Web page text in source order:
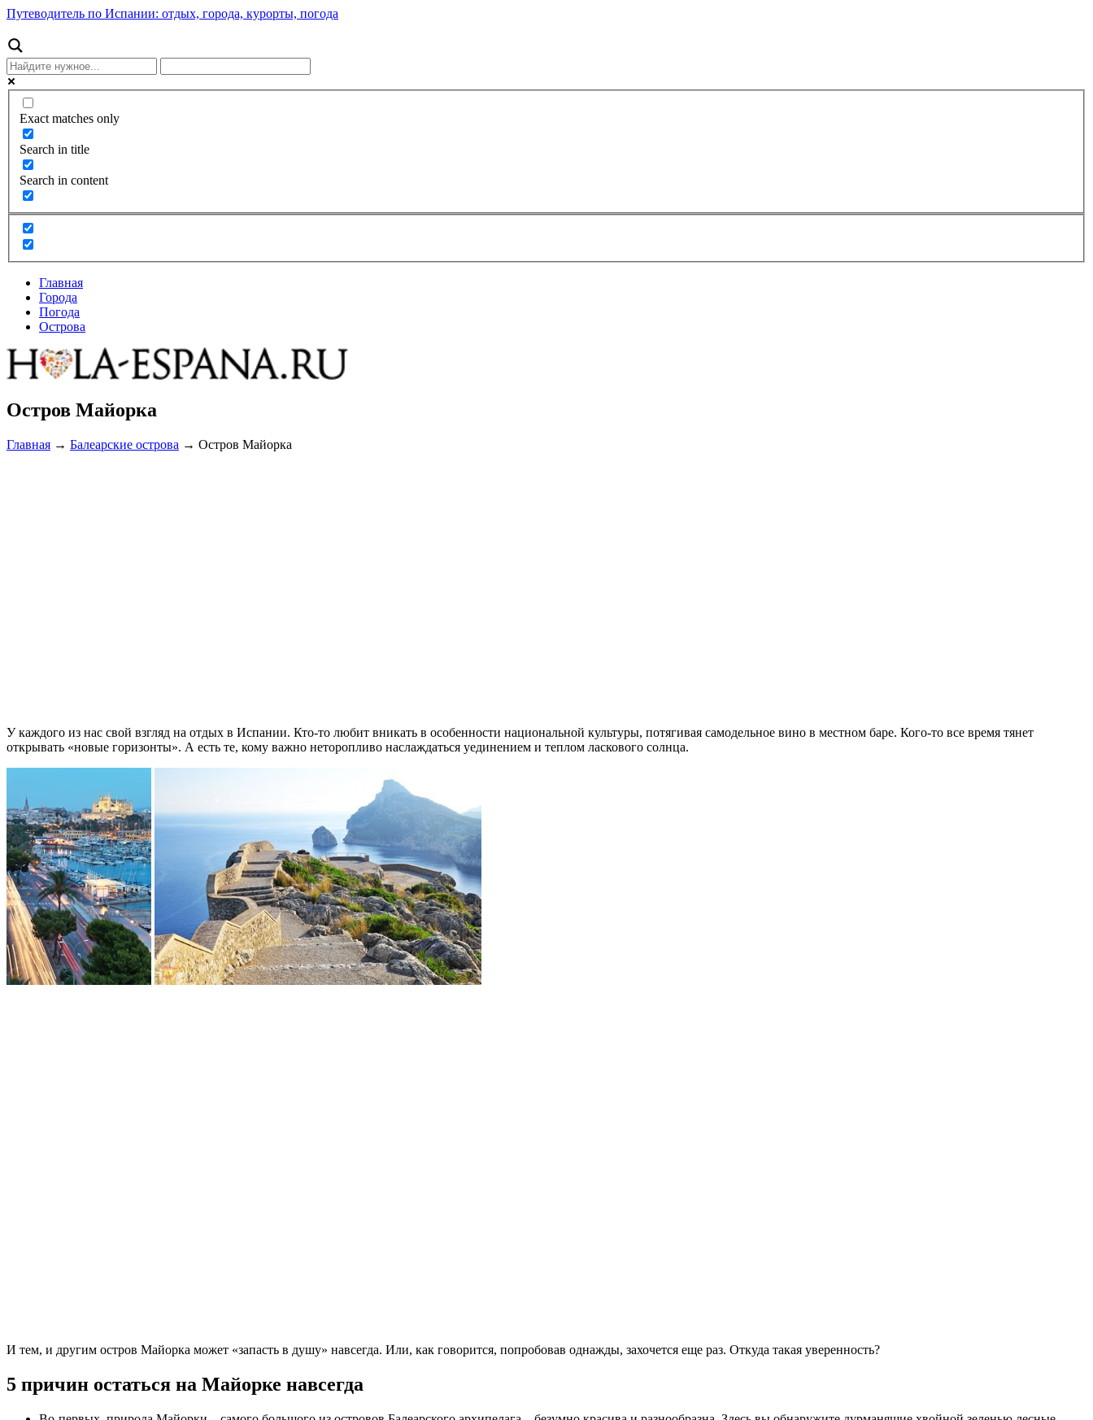
Путеводитель по Испании: отдых, города, курорты, погода
Exact matches only
Search in title
Search in content
Главная
Города
Погода
Острова
Остров Майорка
Главная → Балеарские острова → Остров Майорка
У каждого из нас свой взгляд на отдых в Испании. Кто-то любит вникать в особенности национальной культуры, потягивая самодельное вино в местном баре. Кого-то все время тянет
открывать «новые горизонты». А есть те, кому важно неторопливо наслаждаться уединением и теплом ласкового солнца.
И тем, и другим остров Майорка может «запасть в душу» навсегда. Или, как говорится, попробовав однажды, захочется еще раз. Откуда такая уверенность?
5 причин остаться на Майорке навсегда